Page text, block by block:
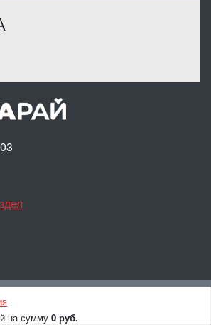
© Интернет-магазин МЕГАРАЙ, 2025
на сумму 0 руб.